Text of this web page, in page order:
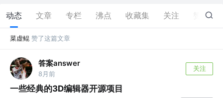
动态 文章 专栏 沸点 收藏集 关注 127
菜虚鲲 赞了这篇文章
答案answer
8月前
关注
一些经典的3D编辑器开源项目